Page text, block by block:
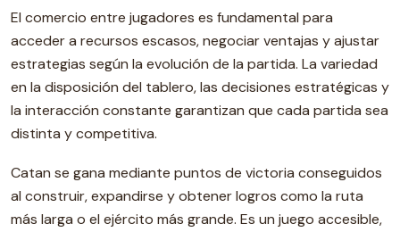
El comercio entre jugadores es fundamental para
acceder a recursos escasos, negociar ventajas y ajustar
estrategias según la evolución de la partida. La variedad
en la disposición del tablero, las decisiones estratégicas y
la interacción constante garantizan que cada partida sea
distinta y competitiva.
Catan se gana mediante puntos de victoria conseguidos
al construir, expandirse y obtener logros como la ruta
más larga o el ejército más grande. Es un juego accesible,